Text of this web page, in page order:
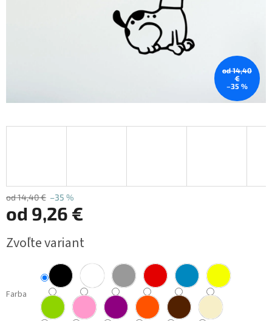
od 14,40
€
–35 %
od 14,40 € –35 %
od 9,26 €
cena:
Zvoľte variant
Farba